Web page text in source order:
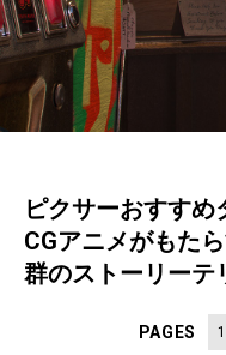
ピクサーおすすめ
CGアニメがもた
群のストーリーテ
PAGES 1